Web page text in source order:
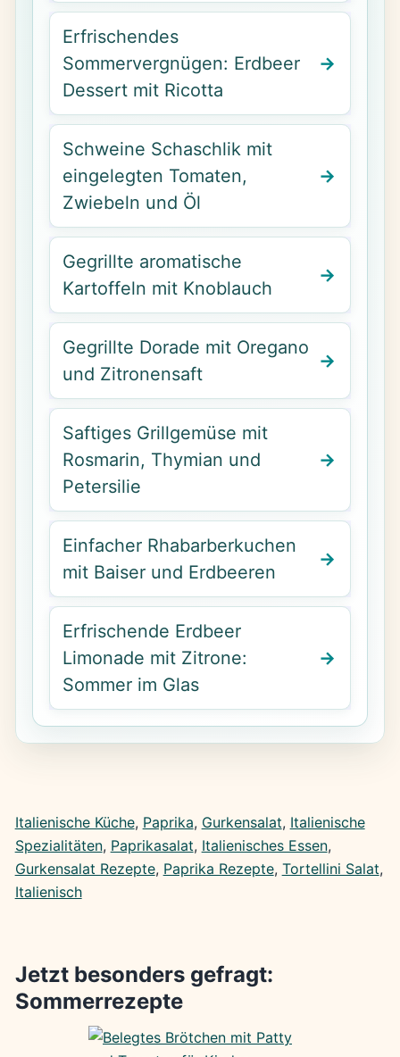
Erfrischendes
Sommervergnügen: Erdbeer
Dessert mit Ricotta
Schweine Schaschlik mit
eingelegten Tomaten,
Zwiebeln und Öl
Gegrillte aromatische
Kartoffeln mit Knoblauch
Gegrillte Dorade mit Oregano
und Zitronensaft
Saftiges Grillgemüse mit
Rosmarin, Thymian und
Petersilie
Einfacher Rhabarberkuchen
mit Baiser und Erdbeeren
Erfrischende Erdbeer
Limonade mit Zitrone:
Sommer im Glas
Italienische Küche, Paprika, Gurkensalat, Italienische
Spezialitäten, Paprikasalat, Italienisches Essen
Gurkensalat Rezepte, Paprika Rezepte, Tortellini Salat
Italienisch
Jetzt besonders gefragt:
Sommerrezepte